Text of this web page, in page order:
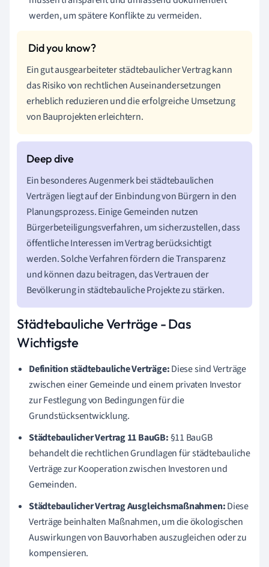
werden, um spätere Konflikte zu vermeiden.
Ein gut ausgearbeiteter städtebaulicher Vertrag kann
das Risiko von rechtlichen Auseinandersetzungen
erheblich reduzieren und die erfolgreiche Umsetzung
von Bauprojekten erleichtern.
Ein besonderes Augenmerk bei städtebaulichen
Verträgen liegt auf der Einbindung von Bürgern in den
Planungsprozess. Einige Gemeinden nutzen
Bürgerbeteiligungsverfahren, um sicherzustellen, dass
öffentliche Interessen im Vertrag berücksichtigt
werden. Solche Verfahren fördern die Transparenz
und können dazu beitragen, das Vertrauen der
Bevölkerung in städtebauliche Projekte zu stärken.
Städtebauliche Verträge - Das
Wichtigste
Definition städtebauliche Verträge:Diese sind Verträge
zwischen einer Gemeinde und einem privaten Investor
zur Festlegung von Bedingungen für die
Grundstücksentwicklung.
Städtebaulicher Vertrag 11 BauGB:§11 BauGB
behandelt die rechtlichen Grundlagen für städtebauliche
Verträge zur Kooperation zwischen Investoren und
Gemeinden.
Städtebaulicher Vertrag Ausgleichsmaßnahmen:Diese
Verträge beinhalten Maßnahmen, um die ökologischen
Auswirkungen von Bauvorhaben auszugleichen oder zu
kompensieren.